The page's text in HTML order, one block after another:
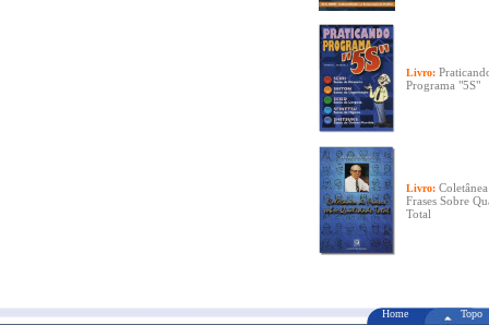
Livro:
Programa "5S"
Livro:
Frases Sobre
Total
Home Topo